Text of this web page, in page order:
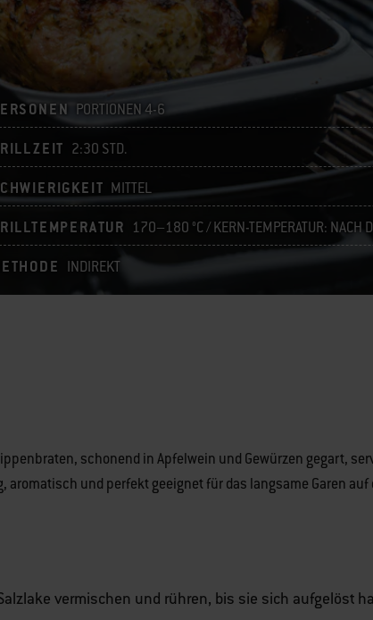
PORTIONEN 4-6
2:30 STD.
MITTEL
170–180 °C / KERN-TEMPERATUR: NACH
INDIREKT
schonend in Apfelwein und Gewürzen gegart,
aromatisch und perfekt geeignet für das langsame Garen auf
vermischen und rühren, bis sie sich aufgelöst